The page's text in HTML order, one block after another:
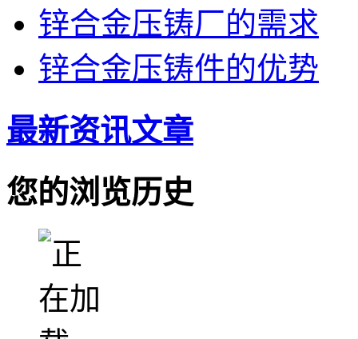
锌合金压铸厂的需求
锌合金压铸件的优势
最新资讯文章
您的浏览历史